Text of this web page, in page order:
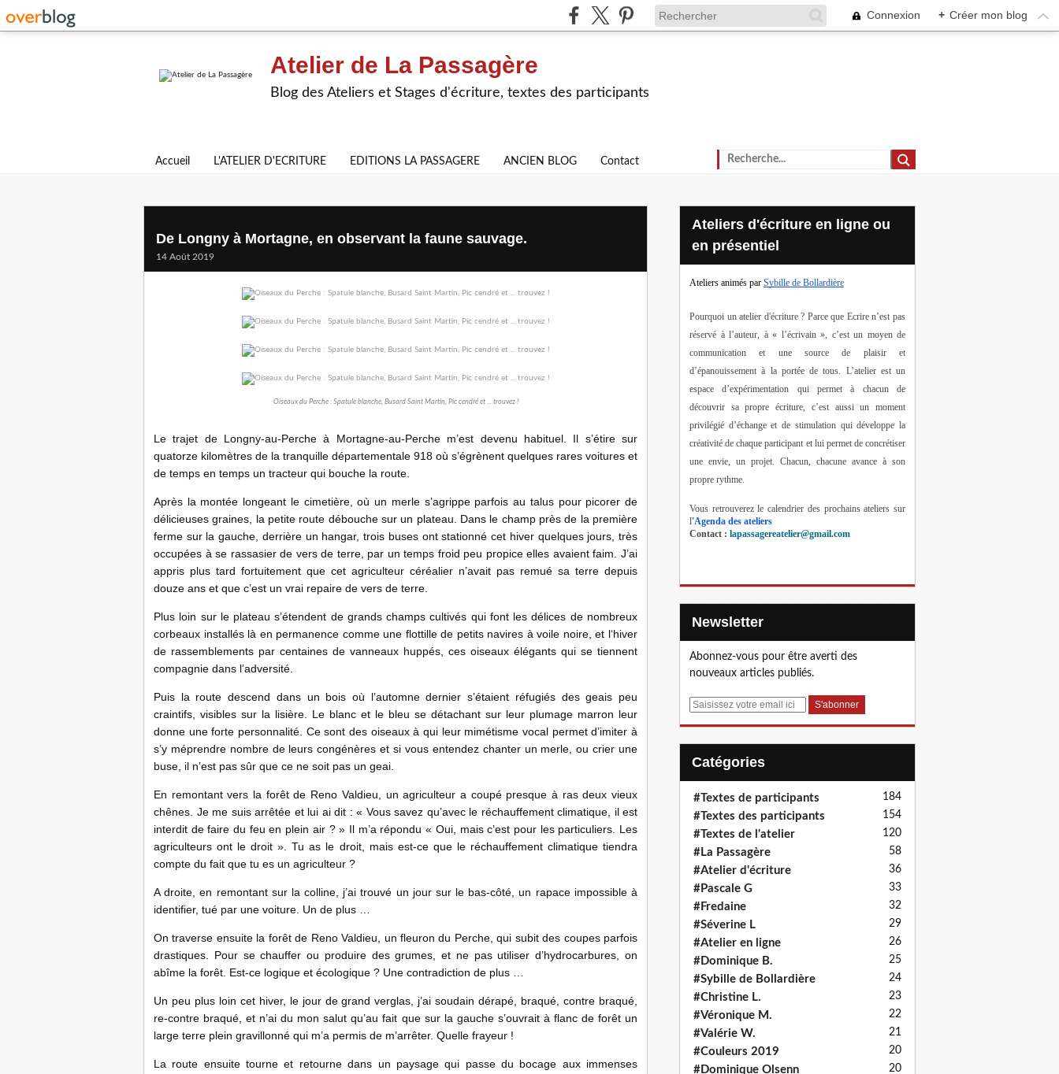
Connexion + Créer mon blog
Atelier de La Passagère
Blog des Ateliers et Stages d'écriture, textes des participants
Accueil L'ATELIER D'ECRITURE EDITIONS LA PASSAGERE ANCIEN BLOG Contact
De Longny à Mortagne, en observant la faune sauvage.
14 Août 2019
Oiseaux du Perche : Spatule blanche, Busard Saint Martin, Pic cendré et ... trouvez !
Le trajet de Longny-au-Perche à Mortagne-au-Perche m’est devenu habituel. Il s’étire sur
quatorze kilomètres de la tranquille départementale 918 où s’égrènent quelques rares voitures et
de temps en temps un tracteur qui bouche la route.
Après la montée longeant le cimetière, où un merle s’agrippe parfois au talus pour picorer de
délicieuses graines, la petite route débouche sur un plateau. Dans le champ près de la première
ferme sur la gauche, derrière un hangar, trois buses ont stationné cet hiver quelques jours, très
occupées à se rassasier de vers de terre, par un temps froid peu propice elles avaient faim. J’ai
appris plus tard fortuitement que cet agriculteur céréalier n’avait pas remué sa terre depuis
douze ans et que c’est un vrai repaire de vers de terre.
Plus loin sur le plateau s’étendent de grands champs cultivés qui font les délices de nombreux
corbeaux installés là en permanence comme une flottille de petits navires à voile noire, et l‘hiver
de rassemblements par centaines de vanneaux huppés, ces oiseaux élégants qui se tiennent
compagnie dans l’adversité.
Puis la route descend dans un bois où l’automne dernier s’étaient réfugiés des geais peu
craintifs, visibles sur la lisière. Le blanc et le bleu se détachant sur leur plumage marron leur
donne une forte personnalité. Ce sont des oiseaux à qui leur mimétisme vocal permet d’imiter à
s’y méprendre nombre de leurs congénères et si vous entendez chanter un merle, ou crier une
buse, il n’est pas sûr que ce ne soit pas un geai.
En remontant vers la forêt de Reno Valdieu, un agriculteur a coupé presque à ras deux vieux
chênes. Je me suis arrêtée et lui ai dit : « Vous savez qu’avec le réchauffement climatique, il est
interdit de faire du feu en plein air ? » Il m’a répondu « Oui, mais c’est pour les particuliers. Les
agriculteurs ont le droit ». Tu as le droit, mais est-ce que le réchauffement climatique tiendra
compte du fait que tu es un agriculteur ?
A droite, en remontant sur la colline, j’ai trouvé un jour sur le bas-côté, un rapace impossible à
identifier, tué par une voiture. Un de plus …
On traverse ensuite la forêt de Reno Valdieu, un fleuron du Perche, qui subit des coupes parfois
drastiques. Pour se chauffer ou produire des grumes, et ne pas utiliser d’hydrocarbures, on
abîme la forêt. Est-ce logique et écologique ? Une contradiction de plus …
Un peu plus loin cet hiver, le jour de grand verglas, j’ai soudain dérapé, braqué, contre braqué,
re-contre braqué, et n’ai du mon salut qu’au fait que sur la gauche s’ouvrait à flanc de forêt un
large terre plein gravillonné qui m’a permis de m’arrêter. Quelle frayeur !
La route ensuite tourne et retourne dans un paysage qui passe du bocage aux immenses
Ateliers d'écriture en ligne ou
en présentiel
Ateliers animés par Sybille de Bollardière
Pourquoi un atelier d'écriture ? Parce que Ecrire n’est pas
réservé à l’auteur, à « l’écrivain », c’est un moyen de
communication et une source de plaisir et
d’épanouissement à la portée de tous. L’atelier est un
espace d’expérimentation qui permet à chacun de
découvrir sa propre écriture, c’est aussi un moment
privilégié d’échange et de stimulation qui développe la
créativité de chaque participant et lui permet de concrétiser
une envie, un projet. Chacun, chacune avance à son
propre rythme.
Vous retrouverez le calendrier des prochains ateliers sur
l'Agenda des ateliers
Contact : lapassagereatelier@gmail.com
Newsletter
Abonnez-vous pour être averti des
nouveaux articles publiés.
E
Catégories
#Textes de participants 184
#Textes des participants 154
#Textes de l'atelier 120
#La Passagère 58
#Atelier d'écriture 36
#Pascale G 33
#Fredaine 32
#Séverine L 29
#Atelier en ligne 26
#Dominique B. 25
#Sybille de Bollardière 24
#Christine L. 23
#Véronique M. 22
#Valérie W. 21
#Couleurs 2019 20
#Dominique Olsenn 20